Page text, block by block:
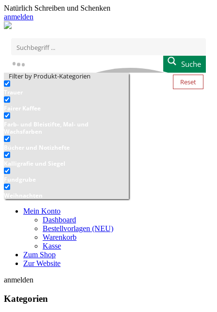
Natürlich Schreiben und Schenken
anmelden
Suche
Filter by Produkt-Kategorien
Trauer
Fairer Kaffee
Farb- und Bleistifte, Mal- und
Wachsfarben
Bücher und Notizhefte
Kalligrafie und Siegel
Fundgrube
Weihnachten
Reset
Mein Konto
Dashboard
Bestellvorlagen (NEU)
Warenkorb
Kasse
Zum Shop
Zur Website
anmelden
Kategorien